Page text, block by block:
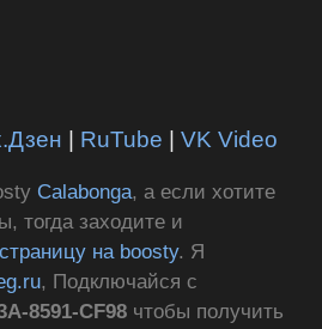
| RuTube |VK Video
Calabonga, а если хотите
тогда заходите и
на boosty. Я
, Подключайся с
8591-CF98 чтобы получить